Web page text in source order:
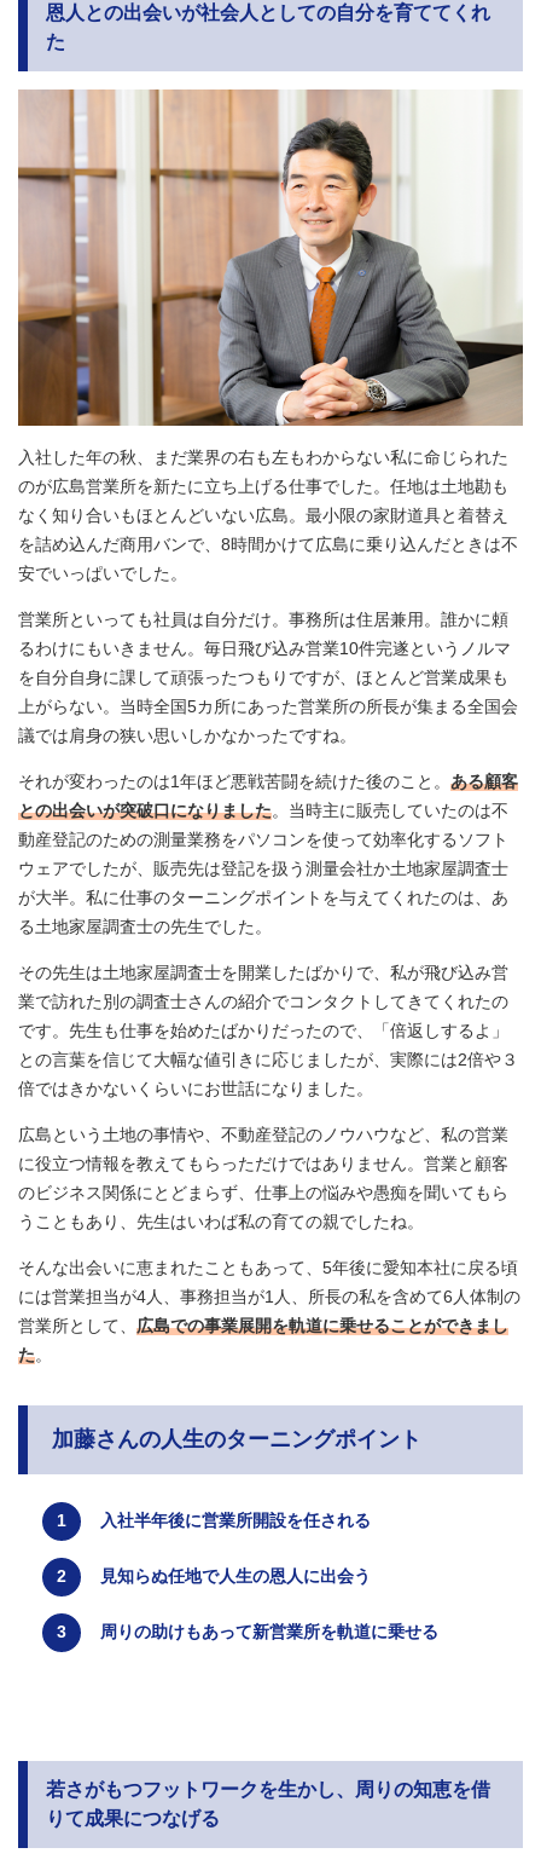
恩人との出会いが社会人としての自分を育ててくれ
た
入社した年の秋、まだ業界の右も左もわからない私に命じられた
のが広島営業所を新たに立ち上げる仕事でした。任地は土地勘も
なく知り合いもほとんどいない広島。最小限の家財道具と着替え
を詰め込んだ商用バンで、8時間かけて広島に乗り込んだときは不
安でいっぱいでした。
営業所といっても社員は自分だけ。事務所は住居兼用。誰かに頼
るわけにもいきません。毎日飛び込み営業10件完遂というノルマ
を自分自身に課して頑張ったつもりですが、ほとんど営業成果も
上がらない。当時全国5カ所にあった営業所の所長が集まる全国会
議では肩身の狭い思いしかなかったですね。
それが変わったのは1年ほど悪戦苦闘を続けた後のこと。 ある顧客
との出会いが突破口になりました。当時主に販売していたのは不
動産登記のための測量業務をパソコンを使って効率化するソフト
ウェアでしたが、販売先は登記を扱う測量会社か土地家屋調査士
が大半。私に仕事のターニングポイントを与えてくれたのは、あ
る土地家屋調査士の先生でした。
その先生は土地家屋調査士を開業したばかりで、私が飛び込み営
業で訪れた別の調査士さんの紹介でコンタクトしてきてくれたの
です。先生も仕事を始めたばかりだったので、「倍返しするよ」
との言葉を信じて大幅な値引きに応じましたが、実際には2倍や３
倍ではきかないくらいにお世話になりました。
広島という土地の事情や、不動産登記のノウハウなど、私の営業
に役立つ情報を教えてもらっただけではありません。営業と顧客
のビジネス関係にとどまらず、仕事上の悩みや愚痴を聞いてもら
うこともあり、先生はいわば私の育ての親でしたね。
そんな出会いに恵まれたこともあって、5年後に愛知本社に戻る頃
には営業担当が4人、事務担当が1人、所長の私を含めて6人体制の
営業所として、 広島での事業展開を軌道に乗せることができまし
た。
加藤さんの人生のターニングポイント
入社半年後に営業所開設を任される
見知らぬ任地で人生の恩人に出会う
周りの助けもあって新営業所を軌道に乗せる
若さがもつフットワークを生かし、周りの知恵を借
りて成果につなげる